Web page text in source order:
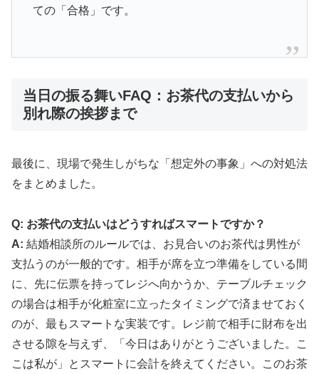
ての「合格」です。
当日の振る舞いFAQ：お茶代の支払いから
別れ際の挨拶まで
最後に、現場で発生しがちな「想定外の事象」への対処法
をまとめました。
Q: お茶代の支払いはどうすればスマートですか？
A: 結婚相談所のルールでは、お見合いのお茶代は男性が
支払うのが一般的です。相手が席を立つ準備をしている間
に、先に伝票を持ってレジへ向かうか、テーブルチェック
の場合は相手が化粧室に立ったタイミングで済ませておく
のが、最もスマートな実装です。レジ前で相手に財布を出
させる隙を与えず、「今日はありがとうございました。こ
こは私が」とスマートに会計を終えてください。このお茶